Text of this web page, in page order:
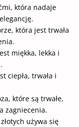
która nadaje
która jest trwała
miękka, lekka i
ciepła, trwała i
które są trwałe,
zagniecenia.
używa się